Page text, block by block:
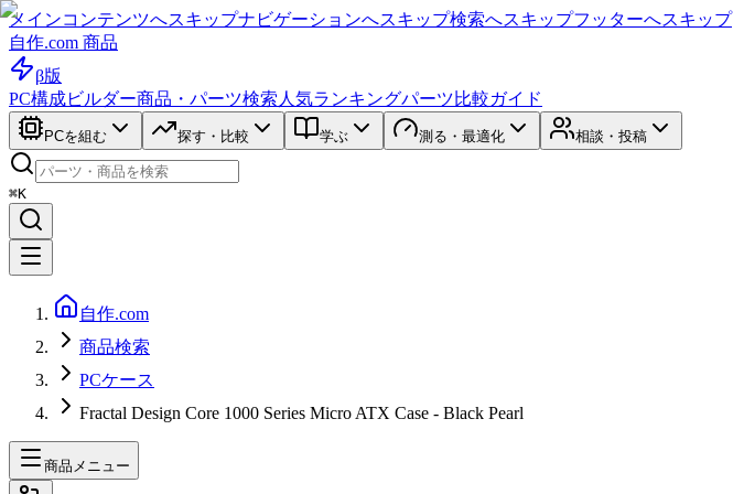
メインコンテンツへスキップナビゲーションへスキップ検索へスキップフッターへスキップ
自作.com 商品
β版
PC構成ビルダー商品・パーツ検索 人気ランキングパーツ比較ガイド
PCを組む 探す・比較 学ぶ 測る・最適化 相談・投稿
⌘K
自作.com
商品検索
PCケース
Fractal Design Core 1000 Series Micro ATX Case - Black Pearl
商品メニュー